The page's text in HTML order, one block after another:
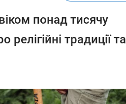
понад тисячу
традиції та